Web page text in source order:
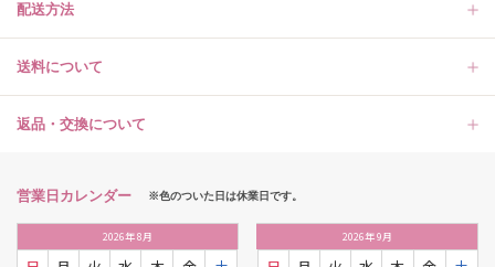
配送方法
送料について
返品・交換について
営業日カレンダー ※色のついた日は休業日です。
2026年8月 2026年9月